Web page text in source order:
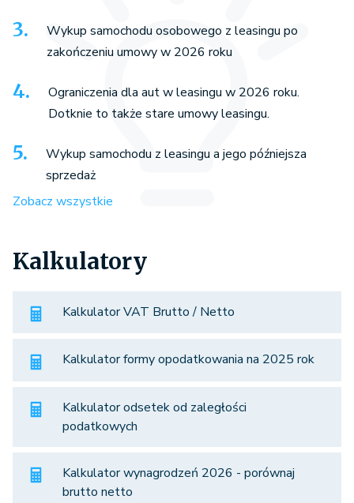
Wykup samochodu osobowego z leasingu po
zakończeniu umowy w 2026 roku
Ograniczenia dla aut w leasingu w 2026 roku.
Dotknie to także stare umowy leasingu.
Wykup samochodu z leasingu a jego późniejsza
sprzedaż
Zobacz wszystkie
Kalkulatory
Kalkulator VAT Brutto / Netto
Kalkulator formy opodatkowania na 2025 rok
Kalkulator odsetek od zaległości
podatkowych
Kalkulator wynagrodzeń 2026 - porównaj
brutto netto